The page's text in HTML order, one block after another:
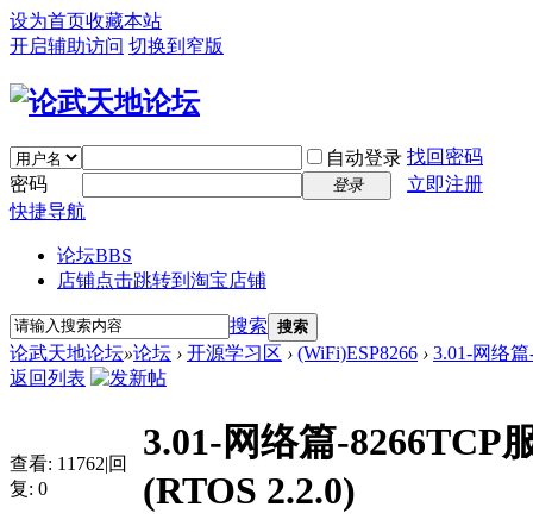
设为首页收藏本站
开启辅助访问 切换到窄版
自动登录 找回密码
密码
登录
立即注册
快捷导航
论坛BBS
店铺点击跳转到淘宝店铺
搜索 搜索
论武天地论坛»论坛 › 开源学习区 › (WiFi)ESP8266 › 3.01-网络
返回列表
查看: 11762|回
复: 0
3.01-网络篇-8266TCP
(RTOS 2.2.0)